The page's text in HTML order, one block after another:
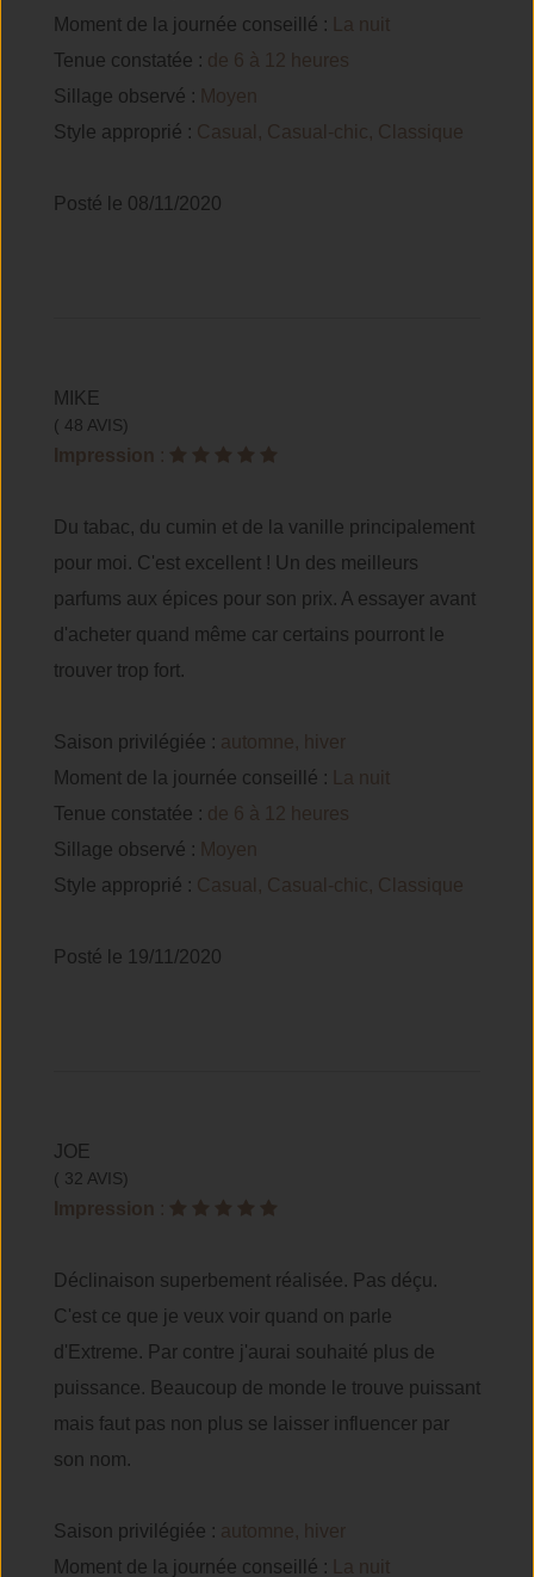
Moment de la journée conseillé :
La nuit
Tenue constatée : de 6 à 12 heures
Sillage observé : Moyen
Style approprié : Casual, Casual-chic, Classique
Posté le 08/11/2020
MIKE
( 48 AVIS)
Impression :
Du tabac, du cumin et de la vanille principalement
pour moi. C'est excellent ! Un des meilleurs
parfums aux épices pour son prix. A essayer avant
d'acheter quand même car certains pourront le
trouver trop fort.
Saison privilégiée : automne, hiver
Moment de la journée conseillé :
La nuit
Tenue constatée : de 6 à 12 heures
Sillage observé : Moyen
Style approprié : Casual, Casual-chic, Classique
Posté le 19/11/2020
JOE
( 32 AVIS)
Impression :
Déclinaison superbement réalisée. Pas déçu.
C'est ce que je veux voir quand on parle
d'Extreme. Par contre j'aurai souhaité plus de
puissance. Beaucoup de monde le trouve puissant
mais faut pas non plus se laisser influencer par
son nom.
Saison privilégiée : automne, hiver
Moment de la journée conseillé :
La nuit